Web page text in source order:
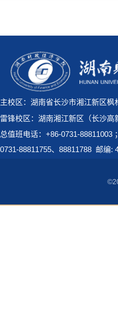
主校区：湖南省长沙市湘江新区枫
雷锋校区：湖南湘江新区（长沙高
总值班电话：+86-0731-88811003
0731-88811755、88811788 邮编: